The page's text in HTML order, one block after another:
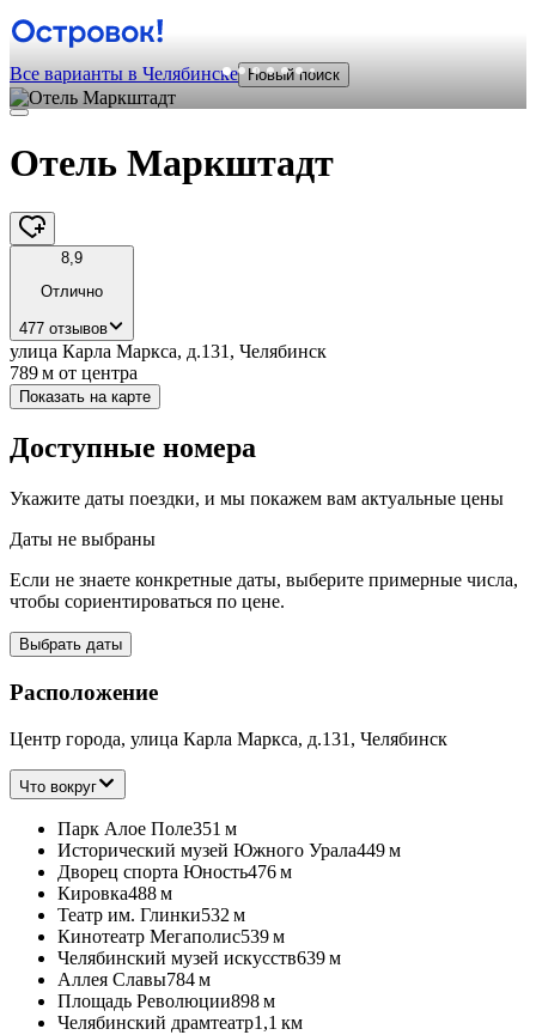
Все варианты в Челябинске Новый поиск
Отель Маркштадт
8,9
Отлично
477 отзывов
улица Карла Маркса, д.131, Челябинск
789 м от центра
Показать на карте
Доступные номера
Укажите даты поездки, и мы покажем вам актуальные цены
Даты не выбраны
Если не знаете конкретные даты, выберите примерные числа,
чтобы сориентироваться по цене.
Выбрать даты
Расположение
Центр города, улица Карла Маркса, д.131, Челябинск
Что вокруг
Парк Алое Поле351 м
Исторический музей Южного Урала449 м
Дворец спорта Юность476 м
Кировка488 м
Театр им. Глинки532 м
Кинотеатр Мегаполис539 м
Челябинский музей искусств639 м
Аллея Славы784 м
Площадь Революции898 м
Челябинский драмтеатр1,1 км